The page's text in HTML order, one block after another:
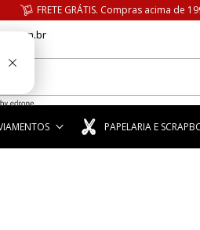
FRETE GRÁTIS. Compras acima de
PAPELARIA E